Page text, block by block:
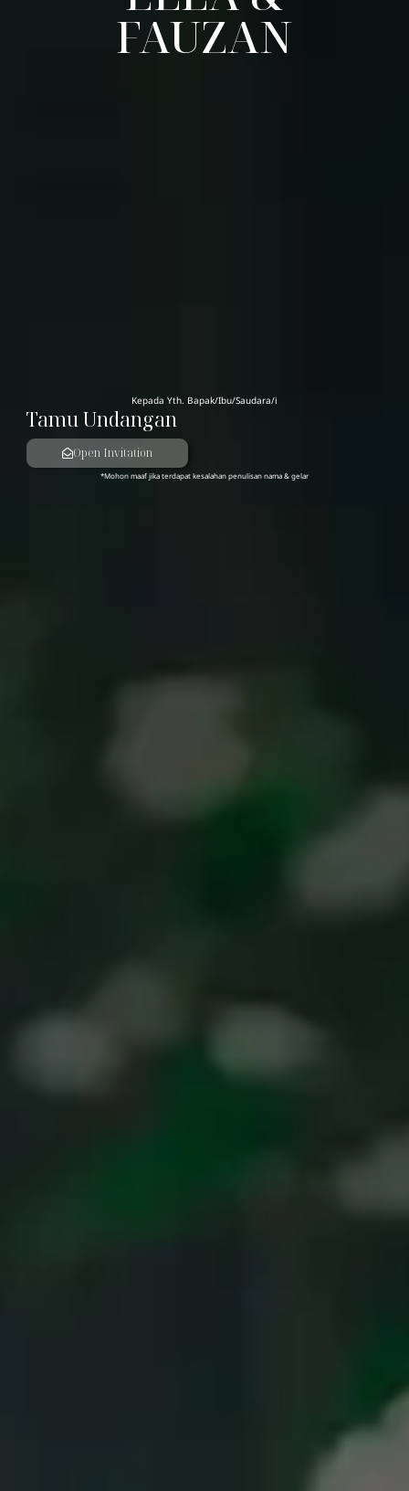
FAUZAN
Kepada Yth. Bapak/Ibu/Saudara/i
Tamu Undangan
Open Invitation
*Mohon maaf jika terdapat kesalahan penulisan nama & gelar